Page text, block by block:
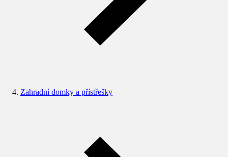
Zahradní domky a přístřešky